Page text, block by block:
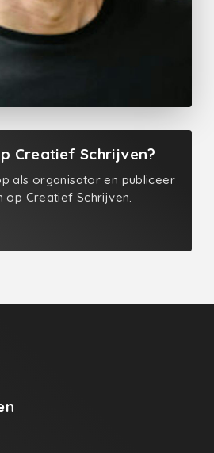
Creatief Schrijven?
als organisator en publiceer
op Creatief Schrijven.